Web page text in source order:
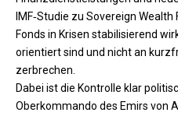
IMF‑Studie zu Sovereign
Fonds in Krisen stabilisierend
orientiert sind und nicht an
zerbrechen.
Dabei ist die Kontrolle klar
Oberkommando des Emirs von